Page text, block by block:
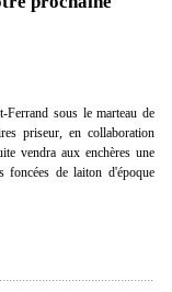
sous le marteau de
priseur, en collaboration
vendra aux enchères une
foncées de laiton d'époque